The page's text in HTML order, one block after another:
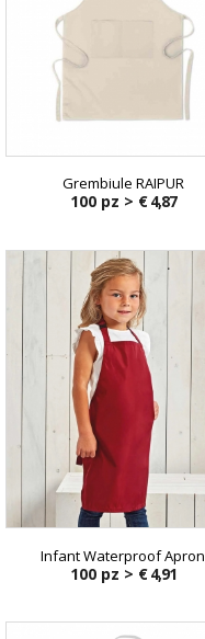
Grembiule RAIPUR
100 pz > € 4,87
Infant Waterproof Apron
100 pz > € 4,91